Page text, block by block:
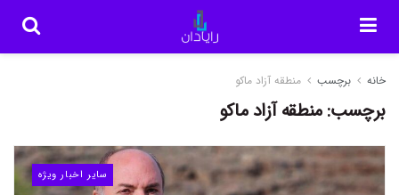
خانه برچسب منطقه آزاد ماکو
برچسب:منطقه آزاد ماکو
سایر اخبار ویژه